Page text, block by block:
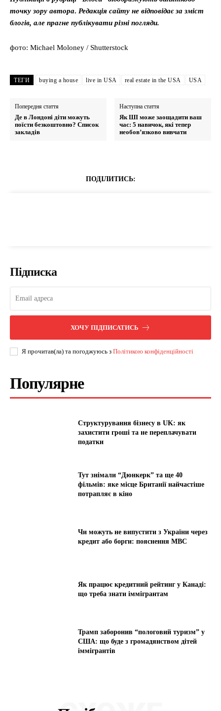
точку зору автора. Редакція сайту не відповідає за зміст
блогів, але прагне публікувати різні погляди.
фото: Michael Moloney / Shutterstock
ТЕГИ buying a house live in USA real estate in the USA USA
Попередня стаття
Де в Лондоні діти можуть
поїсти безкоштовно? Список
закладів
Наступна стаття
Як ШІ може заощадити ваш
час: 5 навичок, які тепер
необов’язково вивчати
ПОДІЛИТИСЬ:
Підписка
ХОЧУ ПІДПИСАТИСЬ
Я прочитав(ла) та погоджуюсь з Політикою конфіденційності
Популярне
Структурування бізнесу в UK: як
захистити гроші та не переплачувати
податки
Тут знімали “Дюнкерк” та ще 40
фільмів: яке місце Британії найчастіше
потрапляє в кіно
Чи можуть не випустити з України через
кредит або борги: пояснення МВС
Як працює кредитний рейтинг у Канаді:
що треба знати іммігрантам
Трамп заборонив “пологовий туризм” у
США: що буде з громадянством дітей
іммігрантів